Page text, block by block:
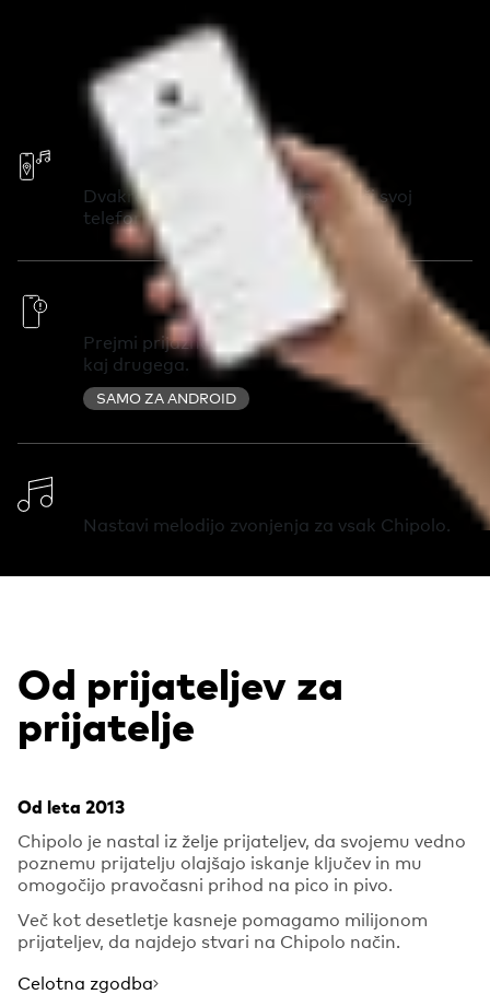
Pokliči svoj telefon
Dvakrat pritisni na Chipolo, pokliči svoj
telefon in ga najdi v trenutku.
Pametna opozorila
Prejmi prijazno opozorilo, ko pozabiš ključe ali
kaj drugega.
SAMO ZA ANDROID
Nastavi melodijo zvonjenja za vsak Chipolo.
Od prijateljev za
prijatelje
Od leta 2013
Chipolo je nastal iz želje prijateljev, da svojemu vedno
poznemu prijatelju olajšajo iskanje ključev in mu
omogočijo pravočasni prihod na pico in pivo.
Več kot desetletje kasneje pomagamo milijonom
prijateljev, da najdejo stvari na Chipolo način.
Celotna zgodba